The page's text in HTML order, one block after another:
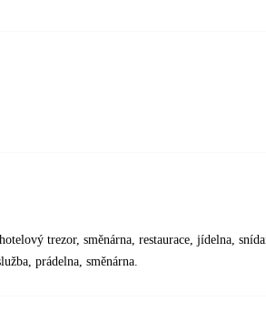
trezor, směnárna, restaurace, jídelna,
prádelna, směnárna.